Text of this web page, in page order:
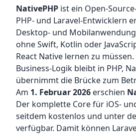
NativePHP ist ein Open-
PHP- und Laravel-Entwicklern
Desktop- und
ohne Swift, Kotlin oder
React Native lernen zu
Business-Logik bleibt in PHP,
übernimmt die Brücke zum
Am 1. Februar 2026 erschien
Der komplette Core für iOS-
seitdem kostenlos und unter
verfügbar. Damit können